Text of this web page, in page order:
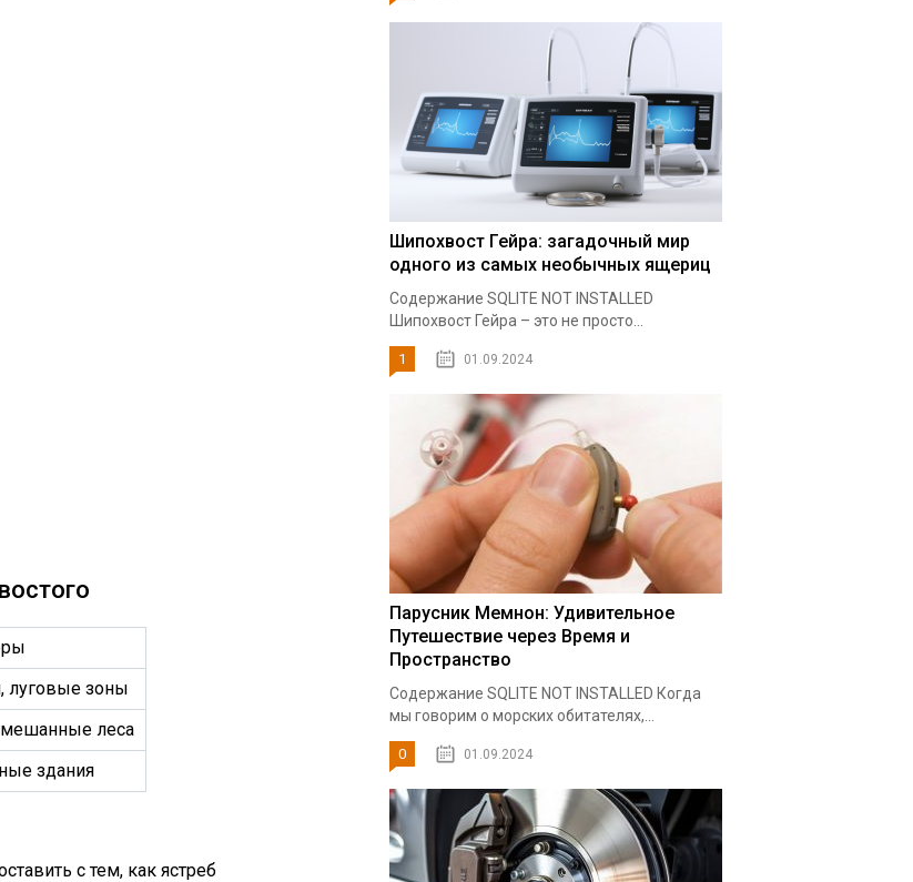
луговые зоны
леса
здания
с тем, как ястреб
Шипохвост Гейра: загадочный мир
одного из самых необычных ящериц
Содержание SQLITE NOT INSTALLED
Шипохвост Гейра – это не просто...
1 01.09.2024
Парусник Мемнон: Удивительное
Путешествие через Время и
Пространство
Содержание SQLITE NOT INSTALLED Когда
мы говорим о морских обитателях,...
0 01.09.2024